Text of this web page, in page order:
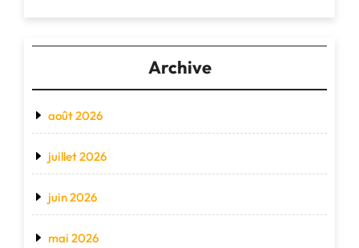
Archive
août 2026
juillet 2026
juin 2026
mai 2026